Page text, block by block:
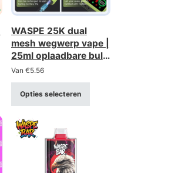
WASPE 25K dual
mesh wegwerp vape |
25ml oplaadbare bulk
kopen groothandel
Van €5.56
Opties selecteren